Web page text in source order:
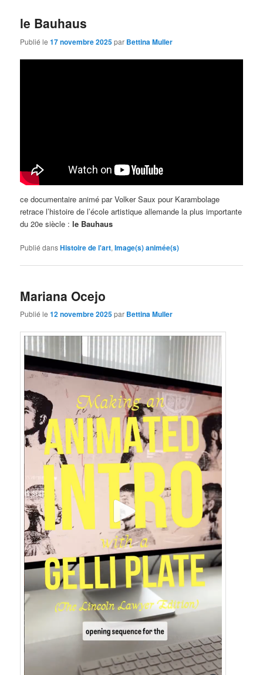
le Bauhaus
Publié le17 novembre 2025par Bettina Muller
ce documentaire animé par Volker Saux pour Karambolage
retrace l’histoire de l’école artistique allemande la plus importante
du 20e siècle :le Bauhaus
Publié dansHistoire de l'art,Image(s) animée(s)
Mariana Ocejo
Publié le12 novembre 2025par Bettina Muller